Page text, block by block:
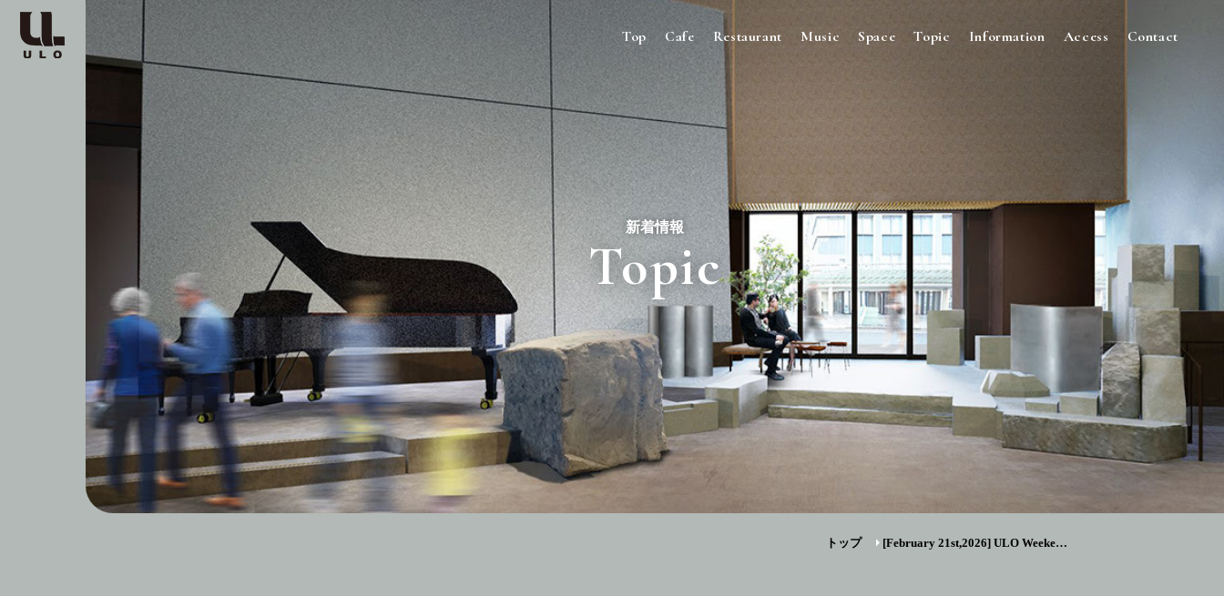
Top Cafe Restaurant Music Space Topic Information Access Contact
新着情報
Topic
トップ [February 21st,2026] ULO Weeke…